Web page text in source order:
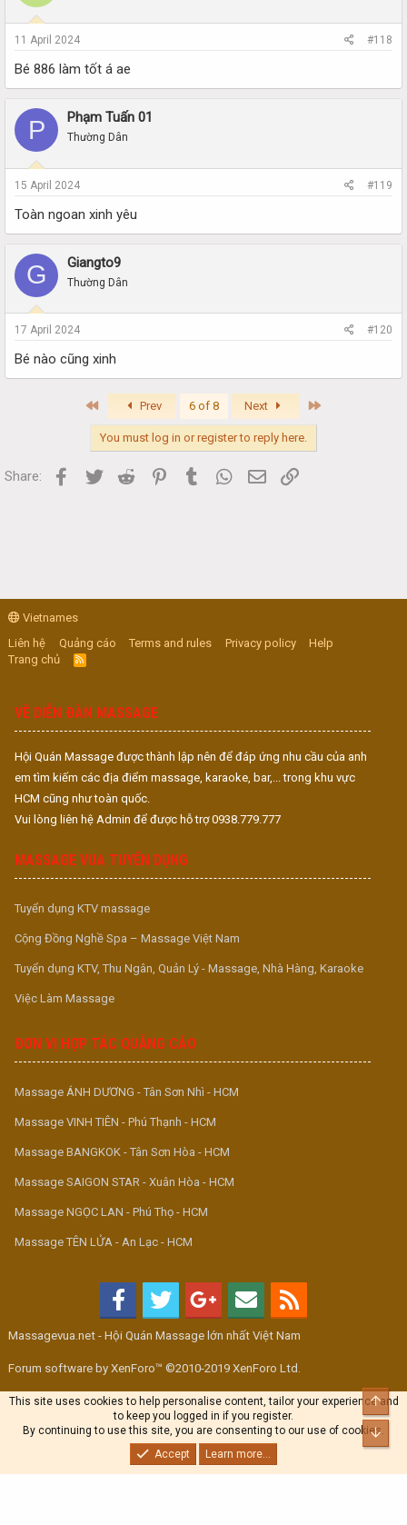
11 April 2024 #118
Bé 886 làm tốt á ae
P Phạm Tuấn 01
Thường Dân
15 April 2024 #119
Toàn ngoan xinh yêu
G Giangto9
Thường Dân
17 April 2024 #120
Bé nào cũng xinh
First Prev 6 of 8 Next
You must log in or register to reply here.
Share: Facebook
Twitter Reddit PinterestTumblr WhatsApp
Email
Vietnames
Liên hệ
Quảng cáo Terms and rules Privacy policy
Help
Trang chủ
R
S
VỀ DIỄN ĐÀN MASSAGE
Hội Quán Massage được thành lập nên để đáp ứng nhu cầu của anh
em tìm kiếm các địa điểm massage, karaoke, bar,... trong khu vực
HCM cũng như toàn quốc.
Vui lòng liên hệ Admin để được hỗ trợ 0938.779.777
MASSAGE VUA TUYỂN DỤNG
Tuyển dụng KTV massage
Cộng Đồng Nghề Spa – Massage Việt Nam
Tuyển dụng KTV, Thu Ngân, Quản Lý - Massage, Nhà Hàng, Karaoke
Việc Làm Massage
ĐƠN VỊ HỢP TÁC QUẢNG CÁO
Massage ÁNH DƯƠNG - Tân Sơn Nhì - HCM
Massage VINH TIÊN - Phú Thạnh - HCM
Massage BANGKOK - Tân Sơn Hòa - HCM
Massage SAIGON STAR - Xuân Hòa - HCM
Massage NGỌC LAN - Phú Thọ - HCM
Massage TÊN LỬA - An Lạc - HCM
Massagevua.net - Hội Quán Massage lớn nhất Việt Nam
Forum software by XenForo™ ©2010-2019 XenForo Ltd.
This site uses cookies to help personalise content, tailor your experience and
to keep you logged in if you register.
By continuing to use this site, you are consenting to our use of cookies.
Accept
Learn more...
Top